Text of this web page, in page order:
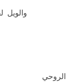
والويل لقسوس
وبالمبنى
وبالرصيد
الروحي